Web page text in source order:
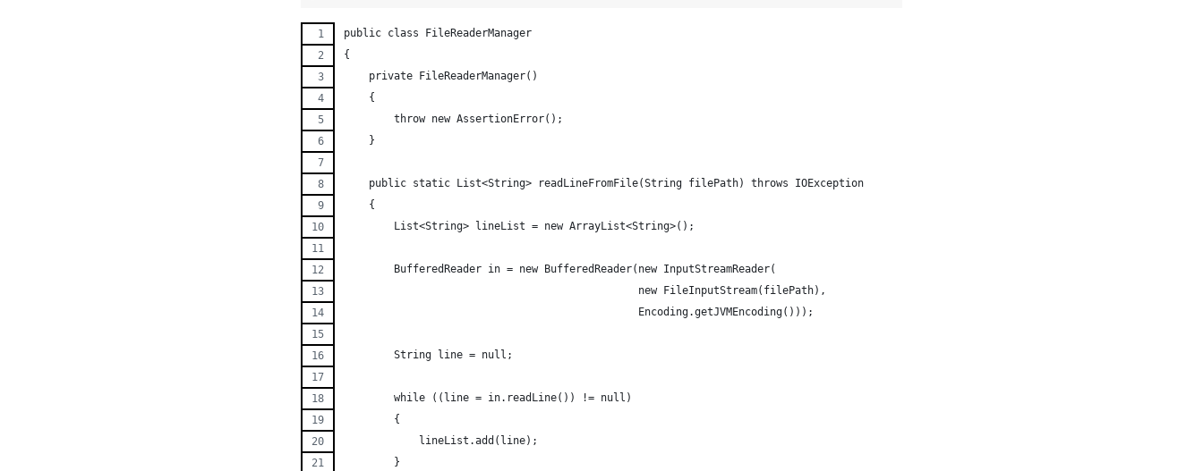
public class FileReaderManager
{
    private FileReaderManager()
    {
        throw new AssertionError();
    }
    public static List<String> readLineFromFile(String filePath) throws IOException
    {
        List<String> lineList = new ArrayList<String>();
        BufferedReader in = new BufferedReader(new InputStreamReader(
                                               new FileInputStream(filePath),
                                               Encoding.getJVMEncoding()));
        String line = null;
        while ((line = in.readLine()) != null)
        {
            lineList.add(line);
        }